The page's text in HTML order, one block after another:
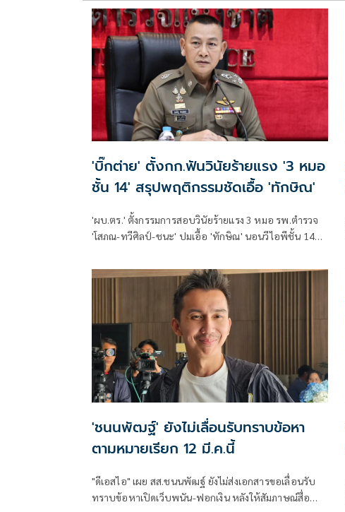
'บิ๊กต่าย' ตั้งกก.ฟันวินัยร้ายแรง '3 หมอ
ชั้น 14' สรุปพฤติกรรมชัดเอื้อ 'ทักษิณ'
'ผบ.ตร.' ตั้งกรรมการสอบวินัยร้ายแรง 3 หมอ รพ.ตำรวจ
'โสภณ-ทวีศิลป์-ชนะ' ปมเอื้อ 'ทักษิณ' นอนวีไอพีชั้น 14
'ชนนพัฒฐ์' ยังไม่เลื่อนรับทราบข้อหา
ตามหมายเรียก 12 มี.ค.นี้
"ดีเอสไอ" เผย สส.ชนนพัฒฐ์ ยังไม่ส่งเอกสารขอเลื่อนรับ
ทราบข้อหาเปิดเว็บพนัน-ฟอกเงิน หลังให้สัมภาษณ์สื่อ